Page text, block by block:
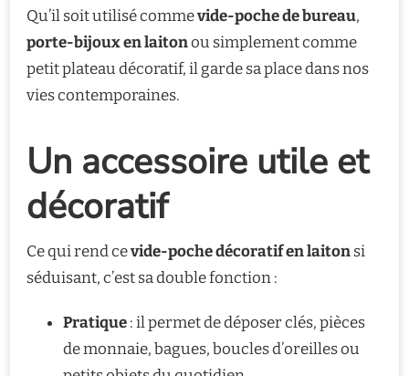
Qu’il soit utilisé commevide-poche de bureau,
porte-bijoux en laitonou simplement comme
petit plateau décoratif, il garde sa place dans nos
vies contemporaines.
Un accessoire utile et
décoratif
Ce qui rend cevide-poche décoratif en laitonsi
séduisant, c’est sa double fonction :
Pratique: il permet de déposer clés, pièces
de monnaie, bagues, boucles d’oreilles ou